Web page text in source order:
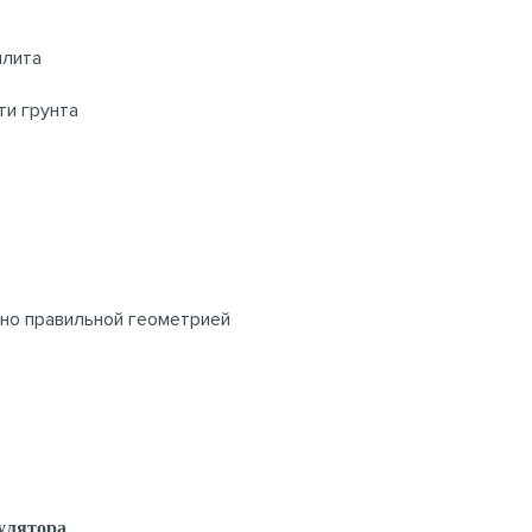
грунта
правильной геометрией